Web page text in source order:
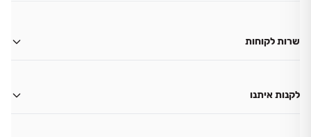
שרות לקוחות
החזרות
לקנות איתנו